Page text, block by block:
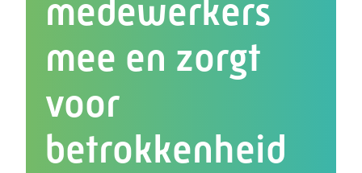
medewerkers
mee en zorgt
voor
betrokkenheid